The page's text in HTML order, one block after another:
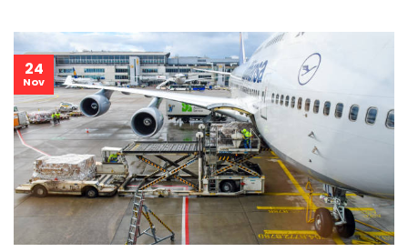
24
Nov